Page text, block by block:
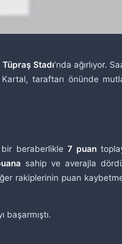
Tüpraş Stadı'nda ağırlıyor.
taraftarı önünde
bir beraberlikle7 puan
sahip ve averajla
rakiplerinin puan
başarmıştı.